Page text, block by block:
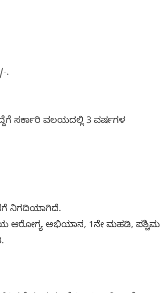
.
ಸರ್ಕಾರಿ ವಲಯದಲ್ಲಿ 3 ವರ್ಷಗಳ
ನಿಗದಿಯಾಗಿದೆ.
ಆರೋಗ್ಯ ಅಭಿಯಾನ, 1ನೇ ಮಹಡಿ, ಪಶ್ಚಿಮ